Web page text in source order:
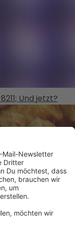
Und jetzt?